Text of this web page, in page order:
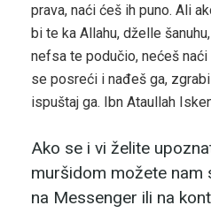
prava, naći ćeš ih puno. Ali
bi te ka Allahu, dželle
nefsa te podučio, nećeš
se posreći i nađeš ga,
ispuštaj ga. Ibn Ataullah
Ako se i vi želite
muršidom možete nam
na Messenger ili na